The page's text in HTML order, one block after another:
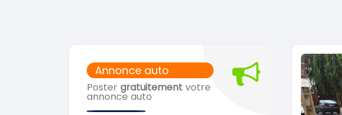
Annonce auto
Poster gratuitement votre
annonce auto